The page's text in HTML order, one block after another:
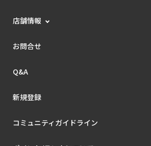
店舗情報
お問合せ
Q&A
新規登録
コミュニティガイドライン